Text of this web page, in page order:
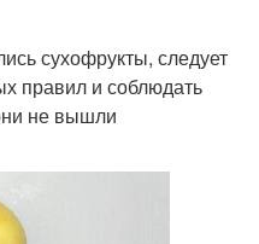
сухофрукты, следует
правил и соблюдать
не вышли